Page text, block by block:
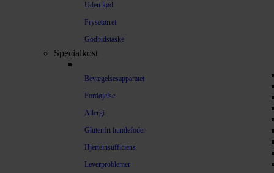
Uden kød
Frysetørret
Godbidstaske
Specialkost
Bevægelsesapparatet
Fordøjelse
Allergi
Glutenfri hundefoder
Hjerteinsufficiens
Leverproblemer